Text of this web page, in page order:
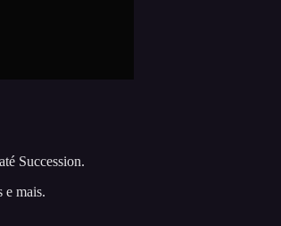
Succession.
e mais.